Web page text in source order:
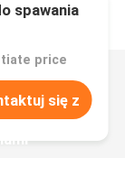
spawania
price
się z